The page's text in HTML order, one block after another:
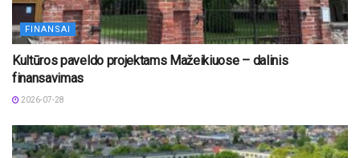
FINANSAI
Kultūros paveldo projektams Mažeikiuose – dalinis
finansavimas
2026-07-28